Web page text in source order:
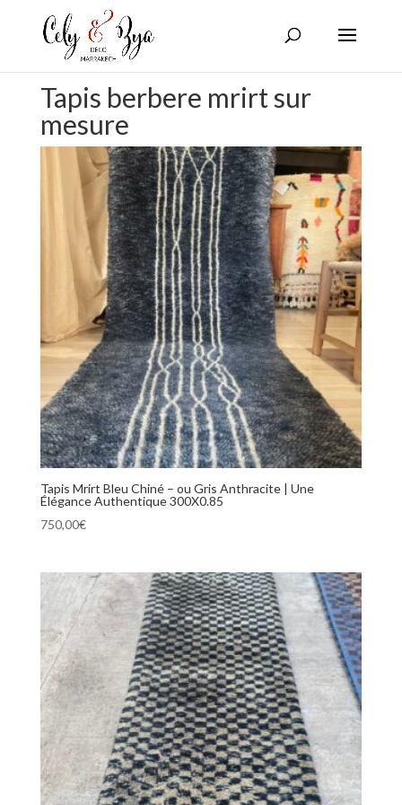
Tapis berbere mrirt sur
mesure
Tapis Mrirt Bleu Chiné – ou Gris Anthracite | Une
Élégance Authentique 300X0.85
750,00€